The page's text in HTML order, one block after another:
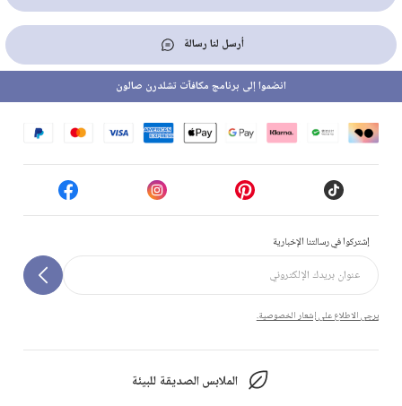
أرسل لنا رسالة
إشتركوا في رسالتنا الإخبارية
يرجى الاطلاع على إشعار الخصوصية.
الملابس الصديقة للبيئة
انضموا إلى برنامج مكافآت تشلدرن صالون